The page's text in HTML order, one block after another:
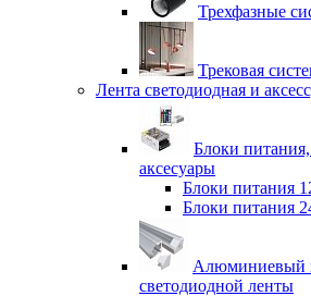
Трехфазные
Трековая
Лента светодиодная и
Блоки
аксесуары
Блоки питания
Блоки питания
Алюминиевый
светодиодной ленты